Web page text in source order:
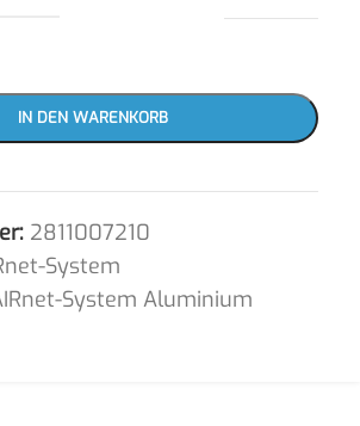
IN DEN WARENKORB
2811007210
System
System Aluminium